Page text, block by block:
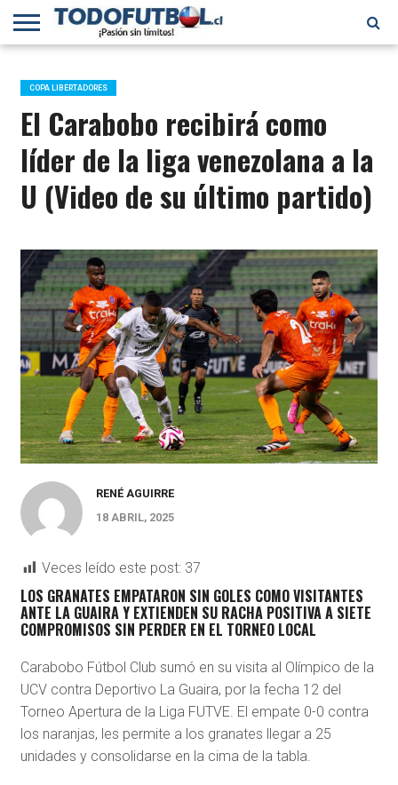
PRIMERA
B
SELECCIÓN
CHILENA
CHILENOS
EN EL
MUNDO
FÚTBOL
INTERNACIONAL
COPA LIBERTADORES
El Carabobo recibirá como
líder de la liga venezolana a la
U (Video de su último partido)
RENÉ AGUIRRE
18 ABRIL, 2025
Veces leído este post: 37
LOS GRANATES EMPATARON SIN GOLES COMO VISITANTES
ANTE LA GUAIRA Y EXTIENDEN SU RACHA POSITIVA A SIETE
COMPROMISOS SIN PERDER EN EL TORNEO LOCAL
Carabobo Fútbol Club sumó en su visita al Olímpico de la
UCV contra Deportivo La Guaira, por la fecha 12 del
Torneo Apertura de la Liga FUTVE. El empate 0-0 contra
los naranjas, les permite a los granates llegar a 25
unidades y consolidarse en la cima de la tabla.